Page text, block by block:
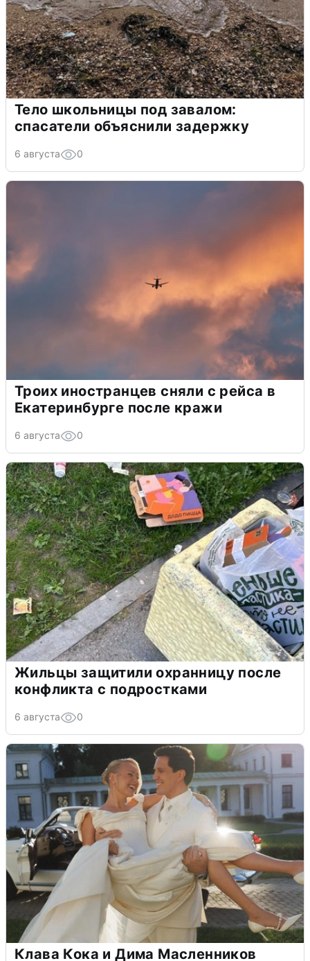
Тело школьницы под завалом:
спасатели объяснили задержку
6 августа 0
Троих иностранцев сняли с рейса в
Екатеринбурге после кражи
6 августа 0
Жильцы защитили охранницу после
конфликта с подростками
6 августа 0
Клава Кока и Дима Масленников